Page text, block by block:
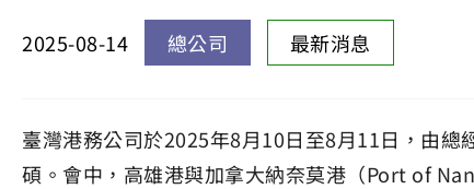
2025-08-14 總公司 最新消息
臺灣港務公司於2025年8月10日至8月11日，由
碩。會中，高雄港與加拿大納奈莫港（Port of